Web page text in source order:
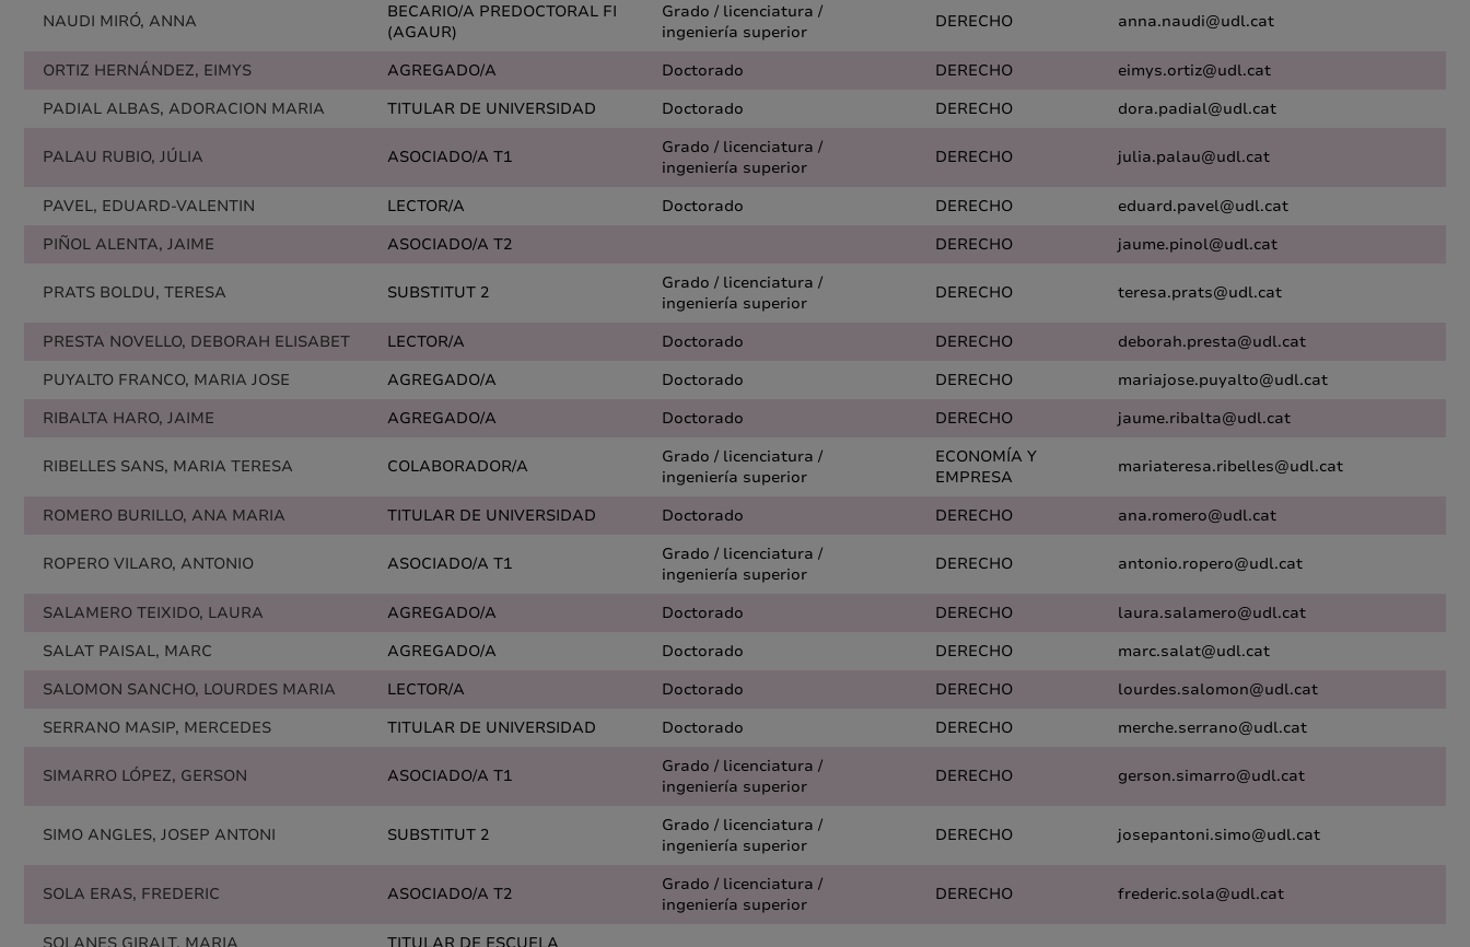
NAUDI MIRÓ, ANNA
BECARIO/A PREDOCTORAL FI
(AGAUR)
Grado / licenciatura /
ingeniería superior
DERECHO anna.naudi@udl.cat
ORTIZ HERNÁNDEZ, EIMYS AGREGADO/A Doctorado DERECHO
eimys.ortiz@udl.cat
PADIAL ALBAS, ADORACION MARIA
TITULAR DE UNIVERSIDAD Doctorado DERECHO dora.padial@udl.cat
PALAU RUBIO, JÚLIA ASOCIADO/A T1
Grado / licenciatura /
ingeniería superior
DERECHO julia.palau@udl.cat
PAVEL, EDUARD-VALENTIN LECTOR/A Doctorado DERECHO
eduard.pavel@udl.cat
PIÑOL ALENTA, JAIME
ASOCIADO/A T2 DERECHO jaume.pinol@udl.cat
PRATS BOLDU, TERESA SUBSTITUT 2
Grado / licenciatura /
ingeniería superior
DERECHO teresa.prats@udl.cat
PRESTA NOVELLO, DEBORAH ELISABET LECTOR/A Doctorado DERECHO
deborah.presta@udl.cat
PUYALTO FRANCO, MARIA JOSE
AGREGADO/A Doctorado DERECHO
mariajose.puyalto@udl.cat
RIBALTA HARO, JAIME
AGREGADO/A Doctorado DERECHO jaume.ribalta@udl.cat
RIBELLES SANS, MARIA TERESA COLABORADOR/A
Grado / licenciatura /
ingeniería superior
ECONOMÍA Y
EMPRESA
mariateresa.ribelles@udl.cat
ROMERO BURILLO, ANA MARIA TITULAR DE UNIVERSIDAD Doctorado DERECHO ana.romero@udl.cat
ROPERO VILARO, ANTONIO ASOCIADO/A T1
Grado / licenciatura /
ingeniería superior
DERECHO antonio.ropero@udl.cat
SALAMERO TEIXIDO, LAURA AGREGADO/A Doctorado DERECHO
laura.salamero@udl.cat
SALAT PAISAL, MARC
AGREGADO/A Doctorado DERECHO
marc.salat@udl.cat
SALOMON SANCHO, LOURDES MARIA
LECTOR/A Doctorado DERECHO
lourdes.salomon@udl.cat
SERRANO MASIP, MERCEDES
TITULAR DE UNIVERSIDAD Doctorado DERECHO merche.serrano@udl.cat
SIMARRO LÓPEZ, GERSON ASOCIADO/A T1
Grado / licenciatura /
ingeniería superior
DERECHO gerson.simarro@udl.cat
SIMO ANGLES, JOSEP ANTONI SUBSTITUT 2
Grado / licenciatura /
ingeniería superior
DERECHO josepantoni.simo@udl.cat
SOLA ERAS, FREDERIC ASOCIADO/A T2
Grado / licenciatura /
ingeniería superior
DERECHO frederic.sola@udl.cat